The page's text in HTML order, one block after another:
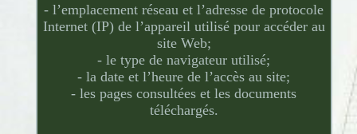
- l’emplacement réseau et l’adresse de protocole
Internet (IP) de l’appareil utilisé pour accéder au
site Web;
- le type de navigateur utilisé;
- la date et l’heure de l’accès au site;
- les pages consultées et les documents
téléchargés.